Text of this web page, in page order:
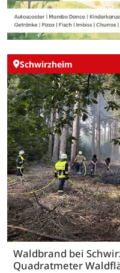
Schwirzheim
Waldbrand bei
Quadratmeter